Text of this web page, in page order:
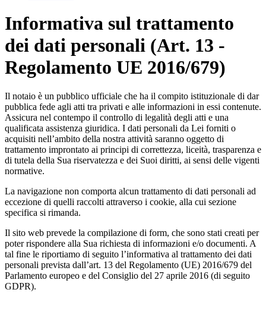
Informativa sul trattamento
dei dati personali (Art. 13 -
Regolamento UE 2016/679)
Il notaio è un pubblico ufficiale che ha il compito istituzionale di dar
pubblica fede agli atti tra privati e alle informazioni in essi contenute.
Assicura nel contempo il controllo di legalità degli atti e una
qualificata assistenza giuridica. I dati personali da Lei forniti o
acquisiti nell’ambito della nostra attività saranno oggetto di
trattamento improntato ai principi di correttezza, liceità, trasparenza e
di tutela della Sua riservatezza e dei Suoi diritti, ai sensi delle vigenti
normative.
La navigazione non comporta alcun trattamento di dati personali ad
eccezione di quelli raccolti attraverso i cookie, alla cui sezione
specifica si rimanda.
Il sito web prevede la compilazione di form, che sono stati creati per
poter rispondere alla Sua richiesta di informazioni e/o documenti. A
tal fine le riportiamo di seguito l’informativa al trattamento dei dati
personali prevista dall’art. 13 del Regolamento (UE) 2016/679 del
Parlamento europeo e del Consiglio del 27 aprile 2016 (di seguito
GDPR).